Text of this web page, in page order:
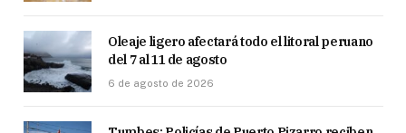
Oleaje ligero afectará todo el litoral peruano
del 7 al 11 de agosto
6 de agosto de 2026